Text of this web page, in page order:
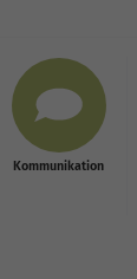
Kommunikation